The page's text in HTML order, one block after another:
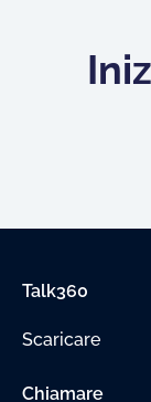
Talk360
Scaricare
Chiamare